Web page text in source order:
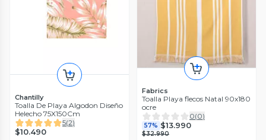
Chantilly
Toalla De Playa Algodon Diseño
Helecho 75X150Cm
5(2)
$10.490
Fabrics
Toalla Playa flecos Natal 90x180
ocre
0(0)
57% $13.990
$32.990